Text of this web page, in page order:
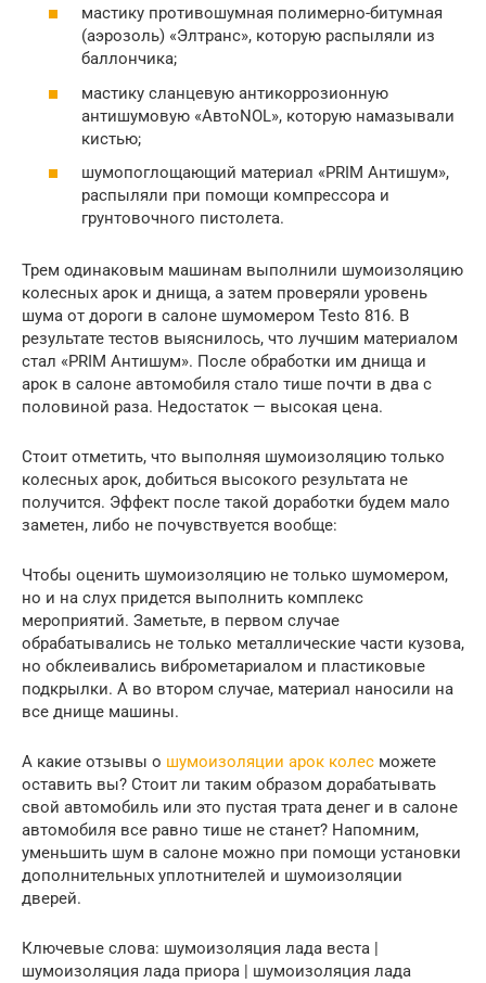
мастику противошумная полимерно-битумная
(аэрозоль) «Элтранс», которую распыляли из
баллончика;
мастику сланцевую антикоррозионную
антишумовую «АвтоNOL», которую намазывали
кистью;
шумопоглощающий материал «PRIM Антишум»,
распыляли при помощи компрессора и
грунтовочного пистолета.
Трем одинаковым машинам выполнили шумоизоляцию
колесных арок и днища, а затем проверяли уровень
шума от дороги в салоне шумомером Testo 816. В
результате тестов выяснилось, что лучшим материалом
стал «PRIM Антишум». После обработки им днища и
арок в салоне автомобиля стало тише почти в два с
половиной раза. Недостаток — высокая цена.
Стоит отметить, что выполняя шумоизоляцию только
колесных арок, добиться высокого результата не
получится. Эффект после такой доработки будем мало
заметен, либо не почувствуется вообще:
Чтобы оценить шумоизоляцию не только шумомером,
но и на слух придется выполнить комплекс
мероприятий. Заметьте, в первом случае
обрабатывались не только металлические части кузова,
но обклеивались виброметариалом и пластиковые
подкрылки. А во втором случае, материал наносили на
все днище машины.
А какие отзывы о шумоизоляции арок колес можете
оставить вы? Стоит ли таким образом дорабатывать
свой автомобиль или это пустая трата денег и в салоне
автомобиля все равно тише не станет? Напомним,
уменьшить шум в салоне можно при помощи установки
дополнительных уплотнителей и шумоизоляции
дверей.
Ключевые слова: шумоизоляция лада веста |
шумоизоляция лада приора | шумоизоляция лада